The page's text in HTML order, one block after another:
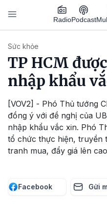
Nhảy đến nội dung
RadioPodcast
Sức khỏe
TP HCM
nhập khẩu
[VOV2] - Phó Thủ tướng
đồng ý với đề nghị của
nhập khẩu vắc xin. Phó
tổ chức thực hiện, truyền
tranh mua, đẩy giá lên
Facebook Gửi